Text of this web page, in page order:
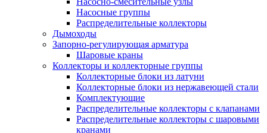
Насосные группы
Распределительные коллекторы
Дымоходы
Запорно-регулирующая арматура
Шаровые краны
Коллекторы и коллекторные группы
Коллекторные блоки из латуни
Коллекторные блоки из нержавеющей стали
Комплектующие
Распределительные коллекторы с клапанами
Распределительные коллекторы с шаровыми
кранами